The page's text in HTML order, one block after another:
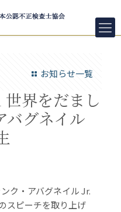
お知らせ一覧
界をだまし
バグネイル
ク・アバグネイル Jr.
スピーチを取り上げ